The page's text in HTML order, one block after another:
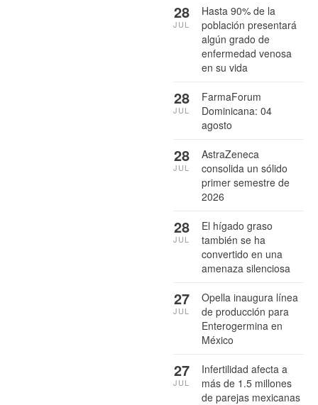
Hasta 90% de la
población presentará
algún grado de
enfermedad venosa
en su vida
28
JUL
FarmaForum
Dominicana: 04
agosto
28
JUL
AstraZeneca
consolida un sólido
primer semestre de
2026
28
JUL
El hígado graso
también se ha
convertido en una
amenaza silenciosa
28
JUL
Opella inaugura línea
de producción para
Enterogermina en
México
27
JUL
Infertilidad afecta a
más de 1.5 millones
de parejas mexicanas
27
JUL